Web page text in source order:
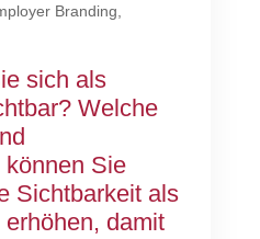
Branding
sich als
Welche
Sie
Sichtbarkeit als
damit